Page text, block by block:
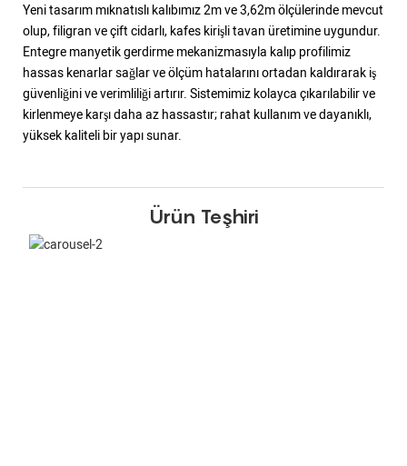
Yeni tasarım mıknatıslı kalıbımız 2m ve 3,62m ölçülerinde mevcut
olup, filigran ve çift cidarlı, kafes kirişli tavan üretimine uygundur.
Entegre manyetik gerdirme mekanizmasıyla kalıp profilimiz
hassas kenarlar sağlar ve ölçüm hatalarını ortadan kaldırarak iş
güvenliğini ve verimliliği artırır. Sistemimiz kolayca çıkarılabilir ve
kirlenmeye karşı daha az hassastır; rahat kullanım ve dayanıklı,
yüksek kaliteli bir yapı sunar.
Ürün Teşhiri